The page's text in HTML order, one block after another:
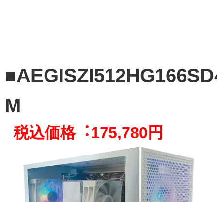
M
税込価格︓175,780円